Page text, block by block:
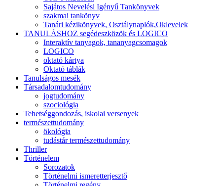
Sajátos Nevelési Igényű Tankönyvek
szakmai tankönyv
Tanári kézikönyvek, Osztálynaplók,Oklevelek
TANULÁSHOZ segédeszközök és LOGICO
Interaktív tanyagok, tananyagcsomagok
LOGICO
oktató kártya
Oktató táblák
Tanulságos mesék
Társadalomtudomány
jogtudomány
szociológia
Tehetséggondozás, iskolai versenyek
természettudomány
ökológia
tudástár természettudomány
Thriller
Történelem
Sorozatok
Történelmi ismeretterjesztő